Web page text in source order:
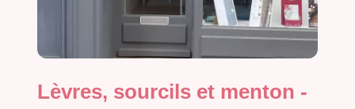
Lèvres, sourcils et menton -